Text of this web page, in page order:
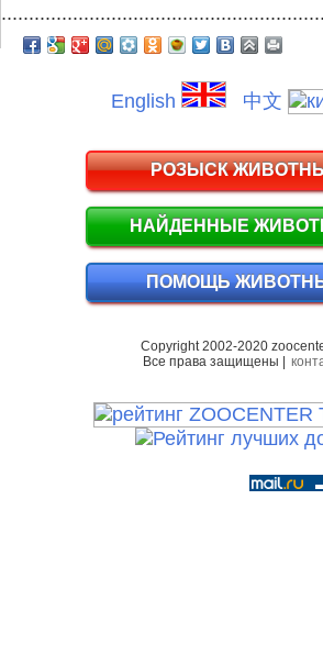
English 中文
РОЗЫСК
НАЙДЕННЫЕ
ПОМОЩЬ
Copyright 2002-2020
Все права защищены |